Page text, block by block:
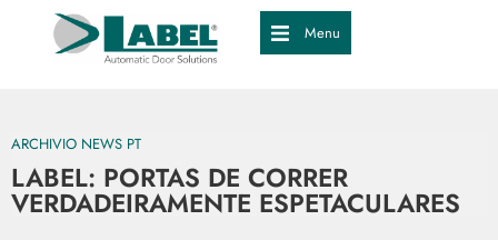
Menu
ARCHIVIO NEWS PT
LABEL: PORTAS DE CORRER
VERDADEIRAMENTE ESPETACULARES